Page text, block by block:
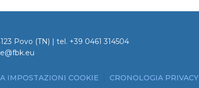
Povo (TN) | tel. +39 0461 314504
IMPOSTAZIONI COOKIE CRONOLOGIA PRIVACY